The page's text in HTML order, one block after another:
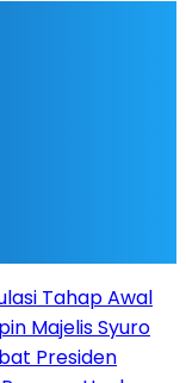
Tahap Awal
Majelis Syuro
Presiden